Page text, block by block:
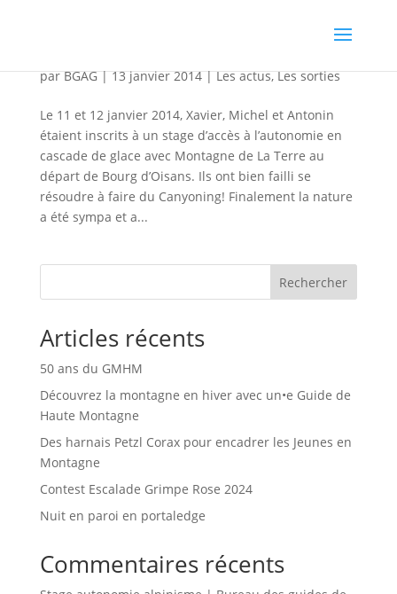
parBGAG|13 janvier 2014|Les actus,Les sorties
Le 11 et 12 janvier 2014, Xavier, Michel et Antonin
étaient inscrits à un stage d’accès à l’autonomie en
cascade de glace avec Montagne de La Terre au
départ de Bourg d’Oisans. Ils ont bien failli se
résoudre à faire du Canyoning! Finalement la nature
a été sympa et a...
Rechercher
Articles récents
50 ans du GMHM
Découvrez la montagne en hiver avec un•e Guide de
Haute Montagne
Des harnais Petzl Corax pour encadrer les Jeunes en
Montagne
Contest Escalade Grimpe Rose 2024
Nuit en paroi en portaledge
Commentaires récents